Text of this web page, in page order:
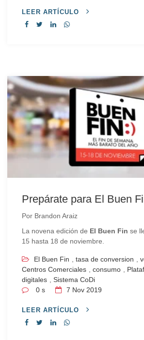
LEER ARTÍCULO
Prepárate para El Buen
Por Brandon Araiz
La novena edición de El Buen Fin se
15 hasta 18 de noviembre.
El Buen Fin tasa de conversion
Centros Comerciales
consumo
digitales
Sistema CoDi
0 s
7 Nov 2019
LEER ARTÍCULO